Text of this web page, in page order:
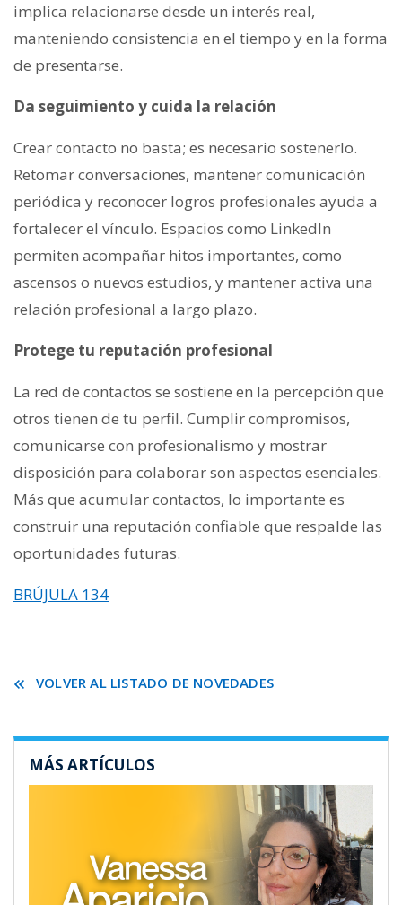
implica relacionarse desde un interés real,
manteniendo consistencia en el tiempo y en la forma
de presentarse.
Da seguimiento y cuida la relación
Crear contacto no basta; es necesario sostenerlo.
Retomar conversaciones, mantener comunicación
periódica y reconocer logros profesionales ayuda a
fortalecer el vínculo. Espacios como LinkedIn
permiten acompañar hitos importantes, como
ascensos o nuevos estudios, y mantener activa una
relación profesional a largo plazo.
Protege tu reputación profesional
La red de contactos se sostiene en la percepción que
otros tienen de tu perfil. Cumplir compromisos,
comunicarse con profesionalismo y mostrar
disposición para colaborar son aspectos esenciales.
Más que acumular contactos, lo importante es
construir una reputación confiable que respalde las
oportunidades futuras.
BRÚJULA 134
VOLVER AL LISTADO DE NOVEDADES
MÁS ARTÍCULOS